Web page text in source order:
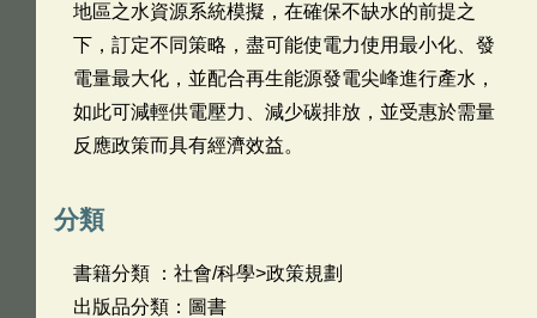
地區之水資源系統模擬，在確保不缺水的前提之
下，訂定不同策略，盡可能使電力使用最小化、發
電量最大化，並配合再生能源發電尖峰進行產水，
如此可減輕供電壓力、減少碳排放，並受惠於需量
反應政策而具有經濟效益。
分類
書籍分類 ：社會/科學>政策規劃
出版品分類：圖書